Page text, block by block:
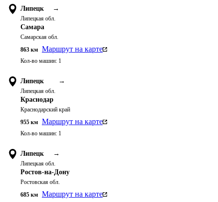
Липецк →
Липецкая обл.
Самара
Самарская обл.
863 км Маршрут на карте
Кол-во машин: 1
Липецк →
Липецкая обл.
Краснодар
Краснодарский край
955 км Маршрут на карте
Кол-во машин: 1
Липецк →
Липецкая обл.
Ростов-на-Дону
Ростовская обл.
685 км Маршрут на карте